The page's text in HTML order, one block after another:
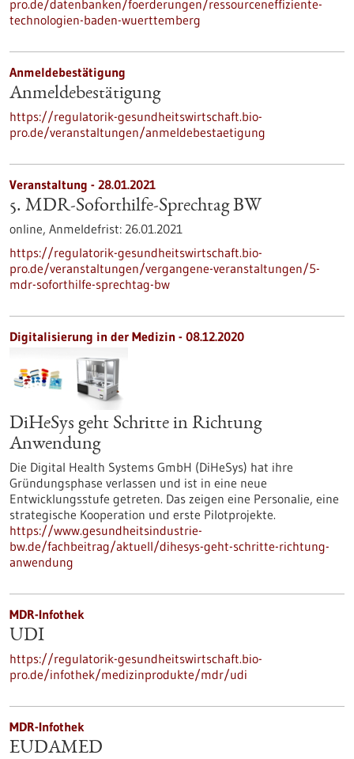
pro.de/datenbanken/foerderungen/ressourceneffiziente-
technologien-baden-wuerttemberg
Anmeldebestätigung
Anmeldebestätigung
https://regulatorik-gesundheitswirtschaft.bio-
pro.de/veranstaltungen/anmeldebestaetigung
Veranstaltung - 28.01.2021
5. MDR-Soforthilfe-Sprechtag BW
online, Anmeldefrist: 26.01.2021
https://regulatorik-gesundheitswirtschaft.bio-
pro.de/veranstaltungen/vergangene-veranstaltungen/5-
mdr-soforthilfe-sprechtag-bw
Digitalisierung in der Medizin - 08.12.2020
DiHeSys geht Schritte in Richtung
Anwendung
Die Digital Health Systems GmbH (DiHeSys) hat ihre
Gründungsphase verlassen und ist in eine neue
Entwicklungsstufe getreten. Das zeigen eine Personalie, eine
strategische Kooperation und erste Pilotprojekte.
https://www.gesundheitsindustrie-
bw.de/fachbeitrag/aktuell/dihesys-geht-schritte-richtung-
anwendung
MDR-Infothek
UDI
https://regulatorik-gesundheitswirtschaft.bio-
pro.de/infothek/medizinprodukte/mdr/udi
MDR-Infothek
EUDAMED